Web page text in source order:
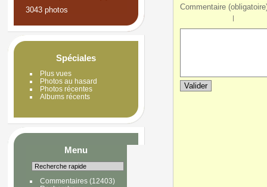
3043 photos
Spéciales
Plus vues
Photos au hasard
Photos récentes
Albums récents
Menu
Commentaires(12403)
Commentaire
|